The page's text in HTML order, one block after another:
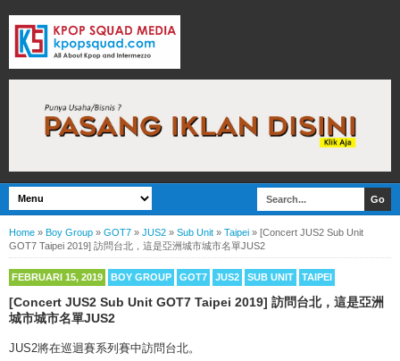
Home » Boy Group » GOT7 » JUS2 » Sub Unit » Taipei » [Concert JUS2 Sub Unit
GOT7 Taipei 2019] 訪問台北，這是亞洲城市城市名單JUS2
FEBRUARI 15, 2019 BOY GROUP GOT7 JUS2 SUB UNIT TAIPEI
[Concert JUS2 Sub Unit GOT7 Taipei 2019] 訪問台北，這是亞洲
城市城市名單JUS2
JUS2將在巡迴賽系列賽中訪問台北。